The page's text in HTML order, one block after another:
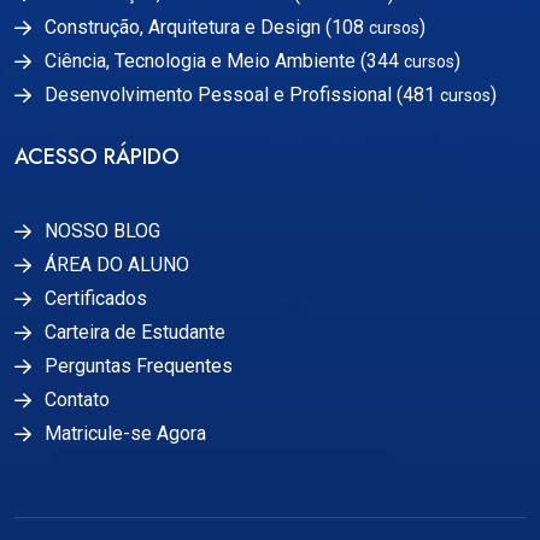
Construção, Arquitetura e Design (108 cursos)
Ciência, Tecnologia e Meio Ambiente (344 cursos)
Desenvolvimento Pessoal e Profissional (481 cursos)
ACESSO RÁPIDO
NOSSO BLOG
ÁREA DO ALUNO
Certificados
Carteira de Estudante
Perguntas Frequentes
Contato
Matricule-se Agora